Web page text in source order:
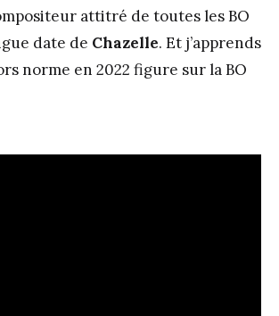
attitré de toutes les BO
date de Chazelle. Et j’apprends
norme en 2022 figure sur la BO